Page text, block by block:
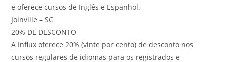
e oferece cursos de Inglês e Espanhol.
Joinville – SC
20% DE DESCONTO
A Influx oferece 20% (vinte por cento) de desconto nos
cursos regulares de idiomas para os registrados e